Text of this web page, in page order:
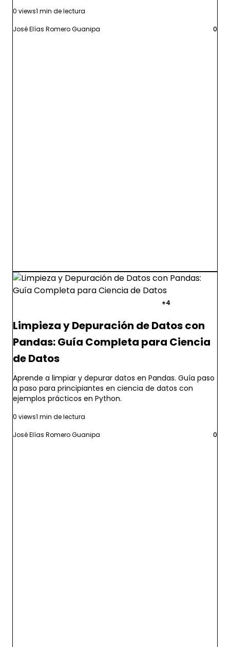
0 views1 min de lectura
José Elías Romero Guanipa 0
+4
Limpieza y Depuración de Datos con
Pandas: Guía Completa para Ciencia
de Datos
Aprende a limpiar y depurar datos en Pandas. Guía paso
a paso para principiantes en ciencia de datos con
ejemplos prácticos en Python.
0 views1 min de lectura
José Elías Romero Guanipa 0